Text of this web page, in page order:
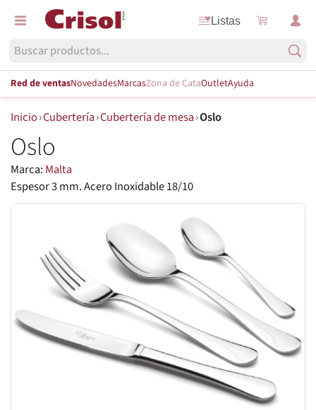
Listas
Red de ventasNovedadesMarcasZona de CataOutletAyuda
Inicio›Cubertería›Cubertería de mesa›Oslo
Oslo
Marca: Malta
Espesor 3 mm. Acero Inoxidable 18/10